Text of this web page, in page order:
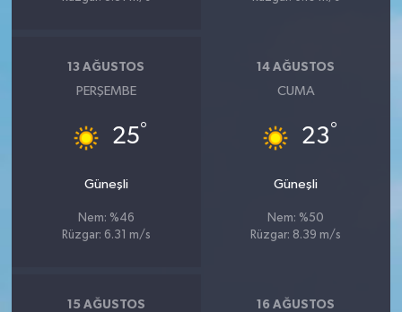
13 AĞUSTOS
PERŞEMBE
25°
Güneşli
Nem: %46
Rüzgar: 6.31 m/s
14 AĞUSTOS
CUMA
23°
Güneşli
Nem: %50
Rüzgar: 8.39 m/s
15 AĞUSTOS 16 AĞUSTOS